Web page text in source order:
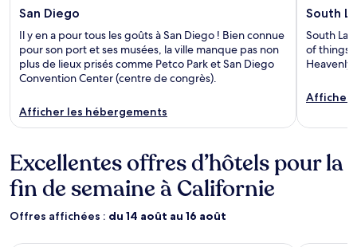
San Diego
Il y en a pour tous les goûts à San Diego ! Bien connue
pour son port et ses musées, la ville manque pas non
plus de lieux prisés comme Petco Park et San Diego
Convention Center (centre de congrès).
Afficher les hébergements
South
South
of things
Heavenly
Afficher
Excellentes offres d’hôtels pour la
fin de semaine à Californie
Offres affichées : du 14 août au 16 août